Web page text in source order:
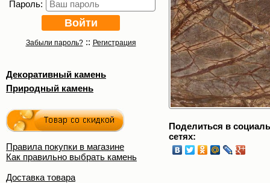
Пароль:
Забыли пароль?:: Регистрация
Декоративный камень
Природный камень
Правила покупки в магазине
Как правильно выбрать камень
Доставка товара
Поделиться в
сетях: